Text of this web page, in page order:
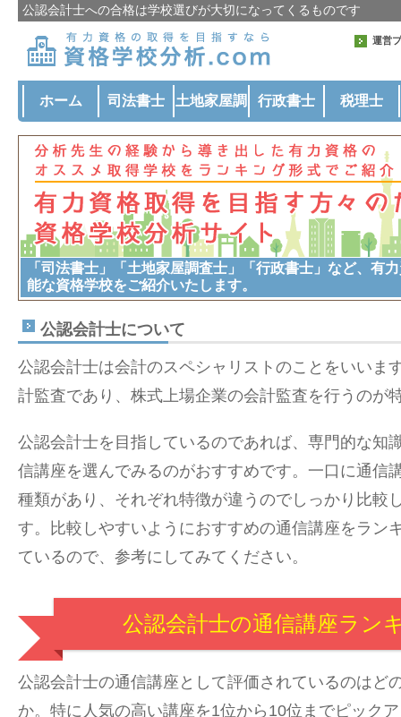
公認会計士への合格は学校選びが大切になってくるものです
運営
ホーム 司法書士 土地家屋調
査士
行政書士 税理士
「司法書士」「土地家屋調査士」「行政書士」など、有
能な資格学校をご紹介いたします。
公認会計士について
公認会計士は会計のスペシャリストのことをいいま
計監査であり、株式上場企業の会計監査を行うのが
公認会計士を目指しているのであれば、専門的な知
信講座を選んでみるのがおすすめです。一口に通信
種類があり、それぞれ特徴が違うのでしっかり比較
す。比較しやすいようにおすすめの通信講座をラン
ているので、参考にしてみてください。
公認会計士の通信講座ラン
公認会計士の通信講座として評価されているのはど
か。特に人気の高い講座を1位から10位までピック